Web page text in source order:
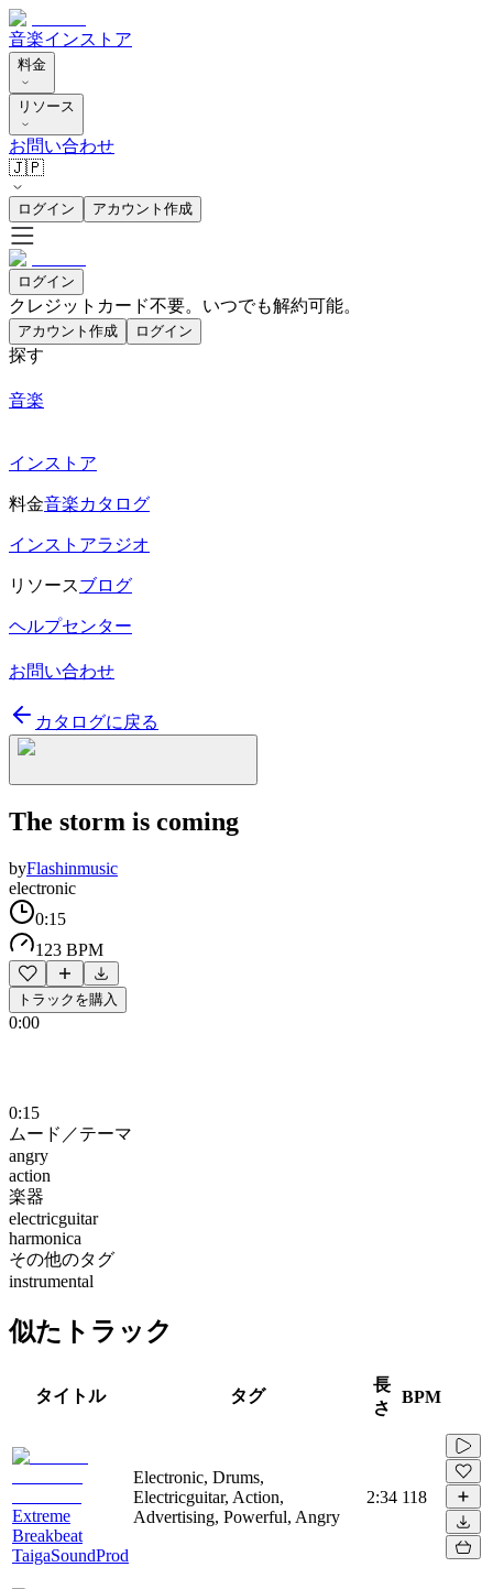
音楽インストア
料金
リソース
お問い合わせ
🇯🇵
ログイン アカウント作成
ログイン
クレジットカード不要。いつでも解約可能。
アカウント作成 ログイン
探す
音楽
インストア
料金音楽カタログ
インストアラジオ
リソースブログ
ヘルプセンター
お問い合わせ
カタログに戻る
The storm is coming
byFlashinmusic
electronic
0:15
123 BPM
トラックを購入
0:00
0:15
ムード／テーマ
angry
action
楽器
electricguitar
harmonica
その他のタグ
instrumental
似たトラック
タイトル タグ
長
さ
BPM
Extreme
Breakbeat
TaigaSoundProd
Electronic, Drums,
Electricguitar, Action,
Advertising, Powerful, Angry
2:34 118